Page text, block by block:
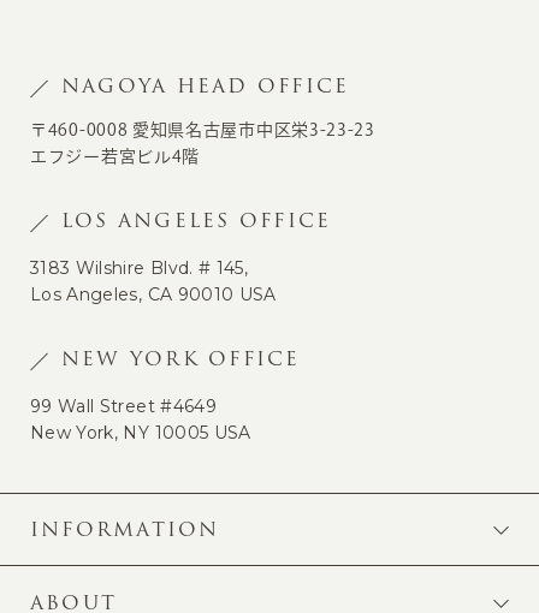
NAGOYA HEAD OFFICE
〒460-0008 愛知県名古屋市中区栄3-23-23
エフジー若宮ビル4階
LOS ANGELES OFFICE
3183 Wilshire Blvd. # 145,
Los Angeles, CA 90010 USA
NEW YORK OFFICE
99 Wall Street #4649
New York, NY 10005 USA
INFORMATION
ABOUT